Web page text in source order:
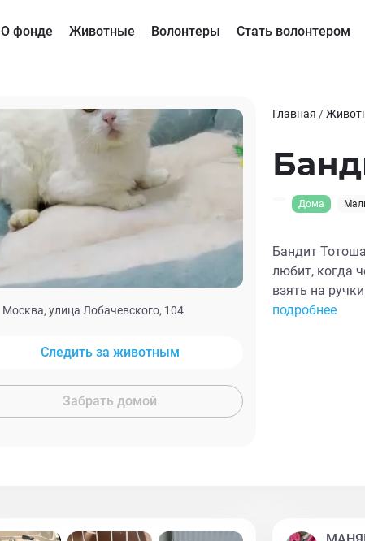
О фонде Животные Волонтеры Стать волонтером
Москва, улица Лобачевского, 104
Следить за животным
Забрать домой
Главная /
Дома
Бандит
любит, когда чешут за ушком, но еще очень
взять на
оценит, что
подробнее